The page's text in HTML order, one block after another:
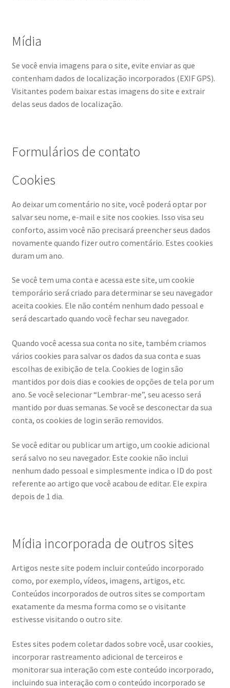
Mídia
Se você envia imagens para o site, evite enviar as que
contenham dados de localização incorporados (EXIF GPS).
Visitantes podem baixar estas imagens do site e extrair
delas seus dados de localização.
Formulários de contato
Cookies
Ao deixar um comentário no site, você poderá optar por
salvar seu nome, e-mail e site nos cookies. Isso visa seu
conforto, assim você não precisará preencher seus dados
novamente quando fizer outro comentário. Estes cookies
duram um ano.
Se você tem uma conta e acessa este site, um cookie
temporário será criado para determinar se seu navegador
aceita cookies. Ele não contém nenhum dado pessoal e
será descartado quando você fechar seu navegador.
Quando você acessa sua conta no site, também criamos
vários cookies para salvar os dados da sua conta e suas
escolhas de exibição de tela. Cookies de login são
mantidos por dois dias e cookies de opções de tela por um
ano. Se você selecionar “Lembrar-me”, seu acesso será
mantido por duas semanas. Se você se desconectar da sua
conta, os cookies de login serão removidos.
Se você editar ou publicar um artigo, um cookie adicional
será salvo no seu navegador. Este cookie não inclui
nenhum dado pessoal e simplesmente indica o ID do post
referente ao artigo que você acabou de editar. Ele expira
depois de 1 dia.
Mídia incorporada de outros sites
Artigos neste site podem incluir conteúdo incorporado
como, por exemplo, vídeos, imagens, artigos, etc.
Conteúdos incorporados de outros sites se comportam
exatamente da mesma forma como se o visitante
estivesse visitando o outro site.
Estes sites podem coletar dados sobre você, usar cookies,
incorporar rastreamento adicional de terceiros e
monitorar sua interação com este conteúdo incorporado,
incluindo sua interação com o conteúdo incorporado se